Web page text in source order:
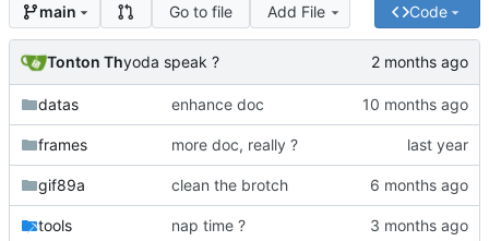
main Go to file Add File Code
Tonton Thyoda speak ?
datas enhance doc
frames more doc, really ?
gif89a clean the brotch
tools nap time ?